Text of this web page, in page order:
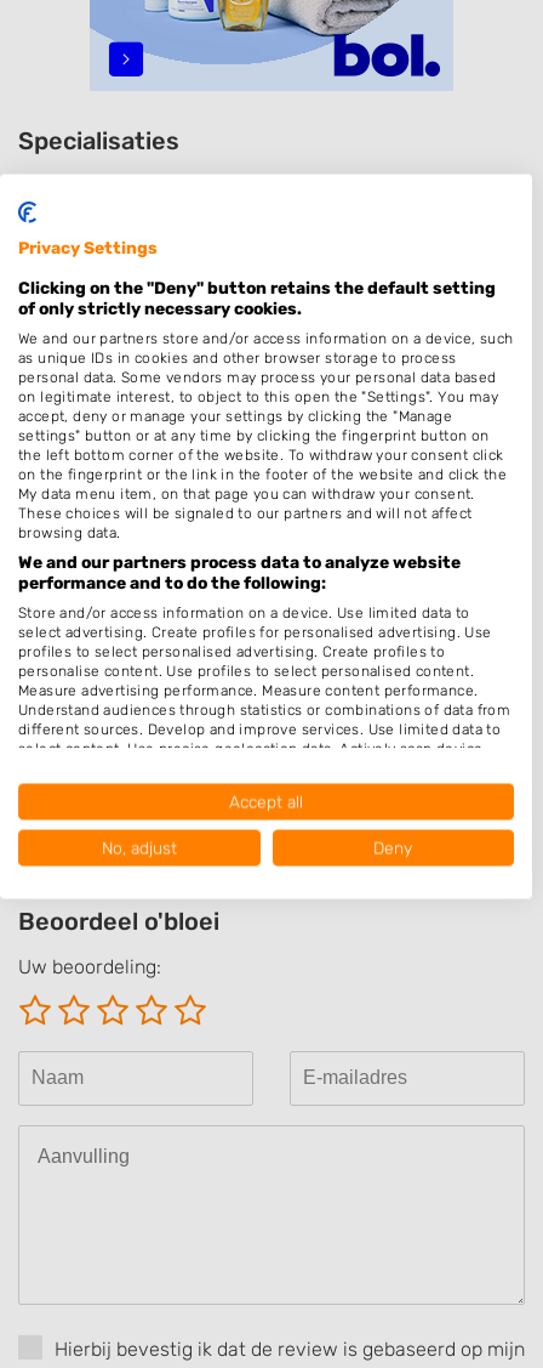
Specialisaties
Kleuren
Hairextensions
Keratine behandeling
Bruidskapsel
Permanenten
Kinderkapper
Thuiskapper
Barber
Epileren
Make-up & Visagie
Schoonheidssalon
Pruiken
Openingstijden
Beoordeel o'bloei
Uw beoordeling:
Hierbij bevestig ik dat de review is gebaseerd op mijn
Privacy Settings
Clicking on the "Deny" button retains the default setting
of only strictly necessary cookies.
We and our partners store and/or access information on a device, such
as unique IDs in cookies and other browser storage to process
personal data. Some vendors may process your personal data based
on legitimate interest, to object to this open the "Settings". You may
accept, deny or manage your settings by clicking the "Manage
settings" button or at any time by clicking the fingerprint button on
the left bottom corner of the website. To withdraw your consent click
on the fingerprint or the link in the footer of the website and click the
My data menu item, on that page you can withdraw your consent.
These choices will be signaled to our partners and will not affect
browsing data.
We and our partners process data to analyze website
performance and to do the following:
Store and/or access information on a device. Use limited data to
select advertising. Create profiles for personalised advertising. Use
profiles to select personalised advertising. Create profiles to
personalise content. Use profiles to select personalised content.
Measure advertising performance. Measure content performance.
Understand audiences through statistics or combinations of data from
different sources. Develop and improve services. Use limited data to
select content. Use precise geolocation data. Actively scan device
Data may be shared outside of the European Union and send to the
Your consent and the cookie policy applies solely to this website/app.
View Partner List (1016 IAB Vendors)
We use your data for the following purposes:
IAB processing purposes:
Store and/or access information on a device
Use limited data to select advertising
Accept all
No, adjust Deny